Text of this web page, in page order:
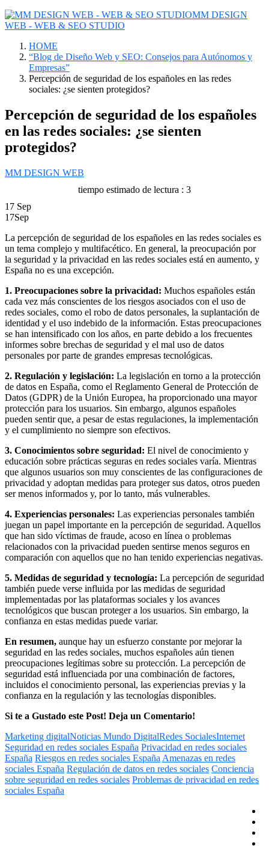
MM DESIGN
WEB - WEB & SEO STUDIO
HOME
“Blog de Diseño Web y SEO: Consejos para Autónomos y
Empresas”
Percepción de seguridad de los españoles en las redes
sociales: ¿se sienten protegidos?
Percepción de seguridad de los españoles
en las redes sociales: ¿se sienten
protegidos?
MM DESIGN WEB
tiempo estimado de lectura : 3
17 Sep
17Sep
La percepción de seguridad de los españoles en las redes sociales es
un tema complejo y multifacético. En general, la preocupación por
la seguridad y la privacidad en las redes sociales está en aumento, y
España no es una excepción.
1. Preocupaciones sobre la privacidad: Muchos españoles están
cada vez más conscientes de los riesgos asociados con el uso de
redes sociales, como el robo de datos personales, la suplantación de
identidad y el uso indebido de la información. Estas preocupaciones
se han intensificado con los años, en parte debido a los frecuentes
informes sobre brechas de seguridad y el mal uso de datos
personales por parte de grandes empresas tecnológicas.
2. Regulación y legislación: La legislación en torno a la protección
de datos en España, como el Reglamento General de Protección de
Datos (GDPR) de la Unión Europea, ha proporcionado una mayor
protección para los usuarios. Sin embargo, algunos españoles
pueden sentir que, a pesar de estas regulaciones, la implementación
y el cumplimiento no siempre son efectivos.
3. Conocimientos sobre seguridad: El nivel de conocimiento y
educación sobre prácticas seguras en redes sociales varía. Mientras
que algunos usuarios son muy conscientes de las configuraciones de
privacidad y adoptan medidas para proteger sus datos, otros pueden
ser menos informados y, por lo tanto, más vulnerables.
4. Experiencias personales: Las experiencias personales también
juegan un papel importante en la percepción de seguridad. Aquellos
que han sido víctimas de fraude, acoso en línea o problemas
relacionados con la privacidad pueden sentirse menos seguros en
comparación con aquellos que no han tenido experiencias negativas.
5. Medidas de seguridad y tecnología: La percepción de seguridad
también puede verse influida por las medidas de seguridad
implementadas por las plataformas sociales y los avances
tecnológicos que buscan proteger a los usuarios. Sin embargo, la
confianza en estas medidas puede variar.
En resumen, aunque hay un esfuerzo constante por mejorar la
seguridad en las redes sociales, muchos españoles aún tienen
preocupaciones legítimas sobre su protección. La percepción de
seguridad está influenciada por una combinación de factores,
incluidos el conocimiento personal, las experiencias previas y la
confianza en la regulación y las tecnologías disponibles.
Si te a Gustado este Post! Deja un Comentario!
Marketing digitalNoticias Mundo DigitalRedes SocialesInternet
Seguridad en redes sociales España Privacidad en redes sociales
España Riesgos en redes sociales España Amenazas en redes
sociales España Regulación de datos en redes sociales Conciencia
sobre seguridad en redes sociales Problemas de privacidad en redes
sociales España